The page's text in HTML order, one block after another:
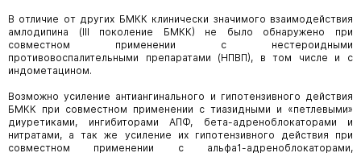
В отличие от других БМКК клинически значимого взаимодействия
амлодипина (III поколение БМКК) не было обнаружено при
совместном применении с нестероидными
противовоспалительными препаратами (НПВП), в том числе и с
индометацином.
Возможно усиление антиангинального и гипотензивного действия
БМКК при совместном применении с тиазидными и «петлевыми»
диуретиками, ингибиторами АПФ, бета-адреноблокаторами и
нитратами, а так же усиление их гипотензивного действия при
совместном применении с альфа1-адреноблокаторами,